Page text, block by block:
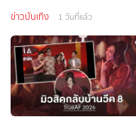
ข่าวบันเทิง 1 วันที่แล้ว